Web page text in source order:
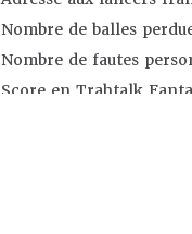
Nombre de balles
Nombre de fautes
Score en Trahtalk